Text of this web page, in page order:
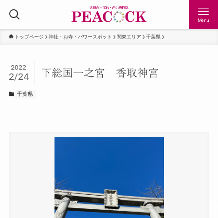
Menu
トップページ 神社・お寺・パワースポット 関東エリア 千葉県
下総国一之宮 香取神宮
2022
2/24
千葉県